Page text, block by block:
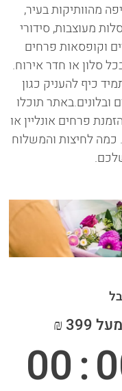
מהוותיקות בעיר,
מעוצבות, סידורי
וקופסאות פרחים
סלון או חדר אירוח.
כיף להעניק כגון
ובלונים.באתר תוכלו
פרחים אונליין או
לחיצות והמשלוח
₪
00: